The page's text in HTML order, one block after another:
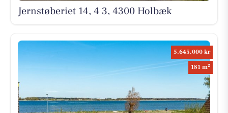
Jernstøberiet 14, 4 3, 4300 Holbæk
5.645.000 kr
181 m2